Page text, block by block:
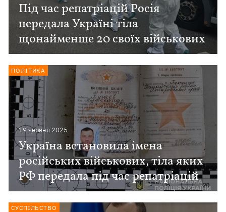
Під час репатріацій Росія
передала Україні тіла
щонайменше 20 своїх військових
19 червня 2025
Україна встановила імена
російських військових, тіла яких
РФ передала під час репатріацій
ПОЛІТИКА
СУСПІЛЬСТВО